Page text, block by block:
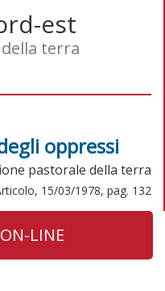
est
terra
oppressi
pastorale della terra
15/03/1978, pag. 132
LINE